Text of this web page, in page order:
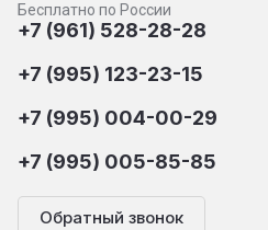
Бесплатно по России
+7 (961) 528-28-28
+7 (995) 123-23-15
+7 (995) 004-00-29
+7 (995) 005-85-85
Обратный звонок